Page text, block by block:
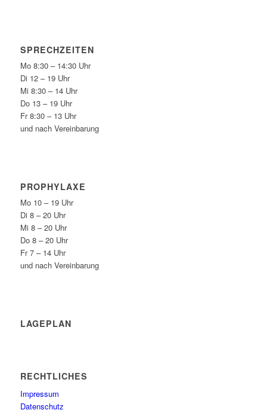
SPRECHZEITEN
Mo 8:30 – 14:30 Uhr
Di 12 – 19 Uhr
Mi 8:30 – 14 Uhr
Do 13 – 19 Uhr
Fr 8:30 – 13 Uhr
und nach Vereinbarung
PROPHYLAXE
Mo 10 – 19 Uhr
Di 8 – 20 Uhr
Mi 8 – 20 Uhr
Do 8 – 20 Uhr
Fr 7 – 14 Uhr
und nach Vereinbarung
LAGEPLAN
RECHTLICHES
Impressum
Datenschutz